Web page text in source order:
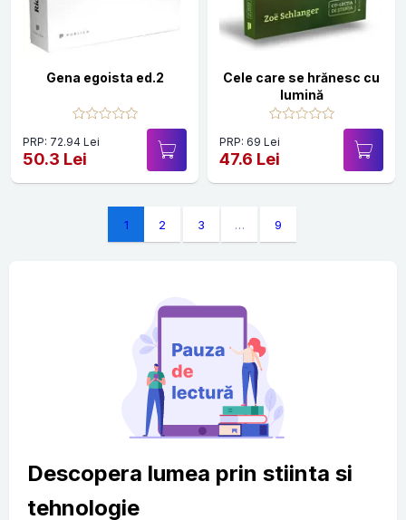
Gena egoista ed.2
PRP: 72.94 Lei
50.3 Lei
Cele care se hrănesc cu
lumină
PRP: 69 Lei
47.6 Lei
1 2 3 … 9
Descopera lumea prin stiinta si
tehnologie